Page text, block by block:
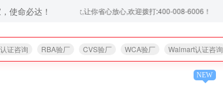
使命必达！
忧,通过后付款,让你省心放心,欢迎拨打:400-008-6006！
证咨询 RBA验厂 CVS验厂 WCA验厂 Walmart认证咨询
NEW